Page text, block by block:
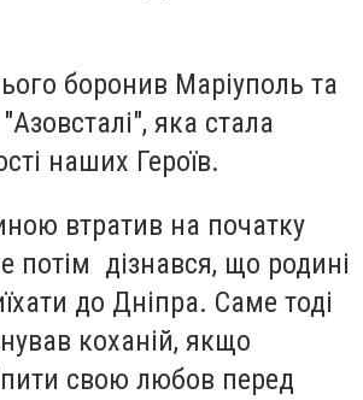
боронив Маріуполь та
яка стала
наших Героїв.
втратив на початку
потім дізнався, що родині
до Дніпра. Саме тоді
коханій, якщо
свою любов перед